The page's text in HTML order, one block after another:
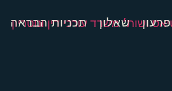
שאלון תכניות הבראה